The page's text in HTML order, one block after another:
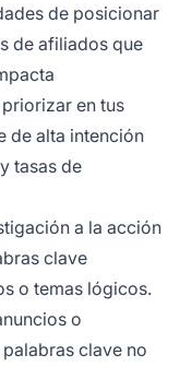
de posicionar
de afiliados que
en tus
de alta intención
tasas de
a la acción
clave
o temas lógicos.
o
clave no